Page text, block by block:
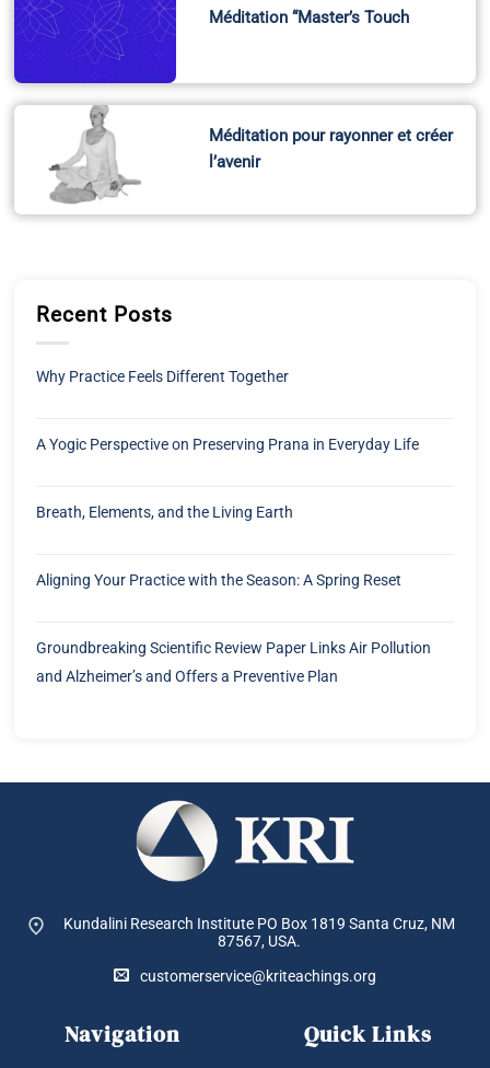
Méditation “Master’s Touch
Méditation pour rayonner et créer
l’avenir
Recent Posts
Why Practice Feels Different Together
A Yogic Perspective on Preserving Prana in Everyday Life
Breath, Elements, and the Living Earth
Aligning Your Practice with the Season: A Spring Reset
Groundbreaking Scientific Review Paper Links Air Pollution
and Alzheimer’s and Offers a Preventive Plan
Kundalini Research Institute PO Box 1819 Santa Cruz, NM
87567, USA.
customerservice@kriteachings.org
Navigation Quick Links